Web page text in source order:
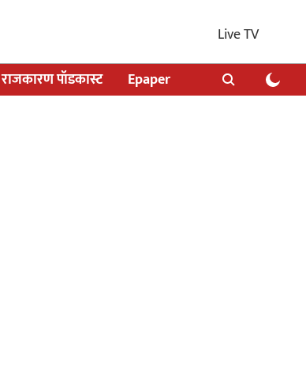
Live TV
राजकारण पॉडकास्ट Epaper